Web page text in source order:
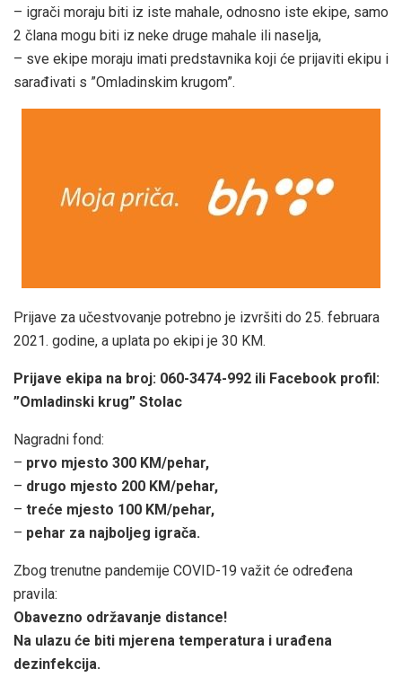
– igrači moraju biti iz iste mahale, odnosno iste ekipe, samo
2 člana mogu biti iz neke druge mahale ili naselja,
– sve ekipe moraju imati predstavnika koji će prijaviti ekipu i
sarađivati s ”Omladinskim krugom”.
Prijave za učestvovanje potrebno je izvršiti do 25. februara
2021. godine, a uplata po ekipi je 30 KM.
Prijave ekipa na broj: 060-3474-992 ili Facebook profil:
”Omladinski krug” Stolac
Nagradni fond:
– prvo mjesto 300 KM/pehar,
– drugo mjesto 200 KM/pehar,
– treće mjesto 100 KM/pehar,
– pehar za najboljeg igrača.
Zbog trenutne pandemije COVID-19 važit će određena
pravila:
Obavezno održavanje distance!
Na ulazu će biti mjerena temperatura i urađena
dezinfekcija.